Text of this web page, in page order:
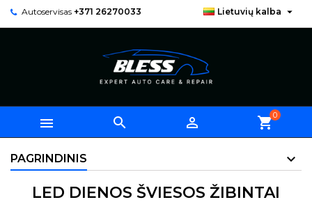
Autoservisas +371 26270033 Lietuvių kalba 
   shopping_cart0
PAGRINDINIS
LED DIENOS ŠVIESOS ŽIBINTAI